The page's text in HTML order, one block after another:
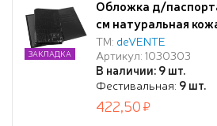
Обложка д/
см натуральная
крокодила, черная,
клапан и кожаный
отделениями для
скругленные
упаковка
ТМ: deVENTE
Артикул: 1030303
В наличии: 9 шт.
Фестивальная: 9 шт.
ЗАКЛАДКА
422,50